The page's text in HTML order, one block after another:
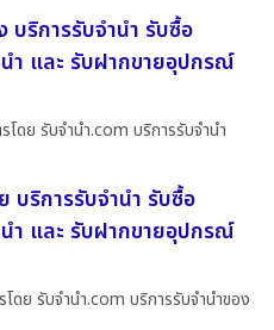
บริการรับจำนำ รับซื้อ
ำ และ รับฝากขายอุปกรณ์
โดย รับจํานํา.com บริการรับจำนำ
บริการรับจำนำ รับซื้อ
ำ และ รับฝากขายอุปกรณ์
ดย รับจํานํา.com บริการรับจำนำของ